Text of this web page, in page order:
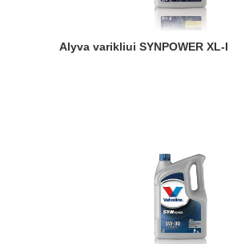
Alyva varikliui SYNPOWER